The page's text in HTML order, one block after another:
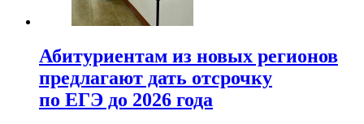
Абитуриентам из новых регионов
предлагают дать отсрочку
по ЕГЭ до 2026 года